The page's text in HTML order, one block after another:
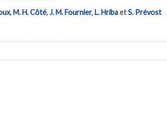
,M. H. Côté,J. M. Fournier,L. HribaetS. Prévost